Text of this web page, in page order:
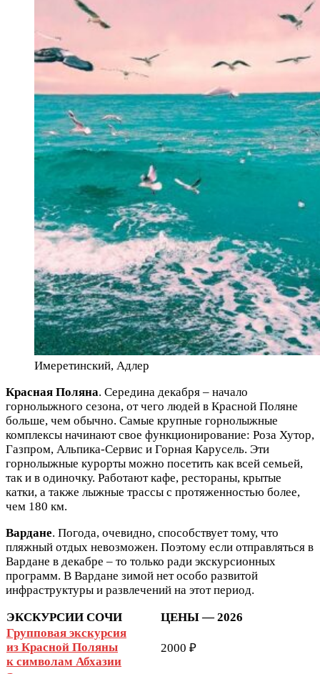
Имеретинский, Адлер
Красная Поляна. Середина декабря – начало
горнолыжного сезона, от чего людей в Красной Поляне
больше, чем обычно. Самые крупные горнолыжные
комплексы начинают свое функционирование: Роза Хутор,
Газпром, Альпика-Сервис и Горная Карусель. Эти
горнолыжные курорты можно посетить как всей семьей,
так и в одиночку. Работают кафе, рестораны, крытые
катки, а также лыжные трассы с протяженностью более,
чем 180 км.
Вардане. Погода, очевидно, способствует тому, что
пляжный отдых невозможен. Поэтому если отправляться в
Вардане в декабре – то только ради экскурсионных
программ. В Вардане зимой нет особо развитой
инфраструктуры и развлечений на этот период.
ЭКСКУРСИИ СОЧИ
ЦЕНЫ — 2026
Групповая экскурсия
из Красной Поляны
к символам Абхазии
2000 ₽